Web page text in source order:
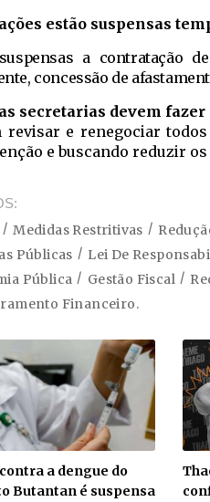
estão suspensas
a contratação
concessão de
secretarias devem
revisar e renegociar
e buscando reduzir
Medidas Restritivas
Públicas
Lei De
Pública
Gestão Fiscal
Financeiro.
a dengue do
Butantan é suspensa